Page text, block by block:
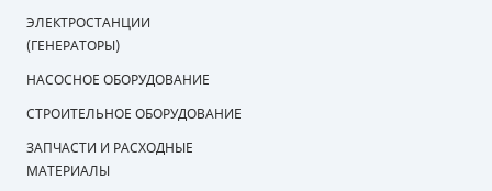
ЭЛЕКТРОСТАНЦИИ
(ГЕНЕРАТОРЫ)
НАСОСНОЕ ОБОРУДОВАНИЕ
СТРОИТЕЛЬНОЕ ОБОРУДОВАНИЕ
ЗАПЧАСТИ И РАСХОДНЫЕ
МАТЕРИАЛЫ